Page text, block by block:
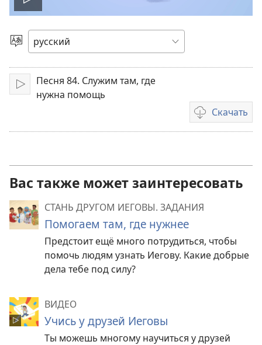
Воспроизвести
видео
Выбрать
язык
Воспроизвести
Песня 84. Служим там, где
нужна помощь
Скачать
Варианты
загрузки
Вас также может заинтересовать
СТАНЬ ДРУГОМ ИЕГОВЫ. ЗАДАНИЯ
Помогаем там, где нужнее
Предстоит ещё много потрудиться, чтобы
помочь людям узнать Иегову. Какие добрые
дела тебе под силу?
ВИДЕО
Учись у друзей Иеговы
Ты можешь многому научиться у друзей